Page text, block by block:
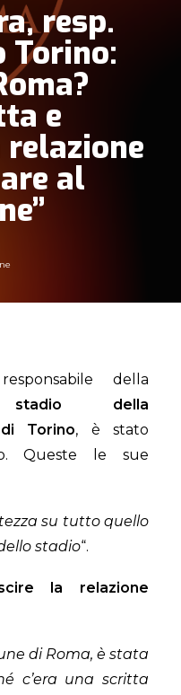
resp.
Torino:
e
al
della
stadio della
Torino, è stato
Queste le sue
su tutto quello
stadio“.
la relazione
di Roma, è stata
c’era una scritta